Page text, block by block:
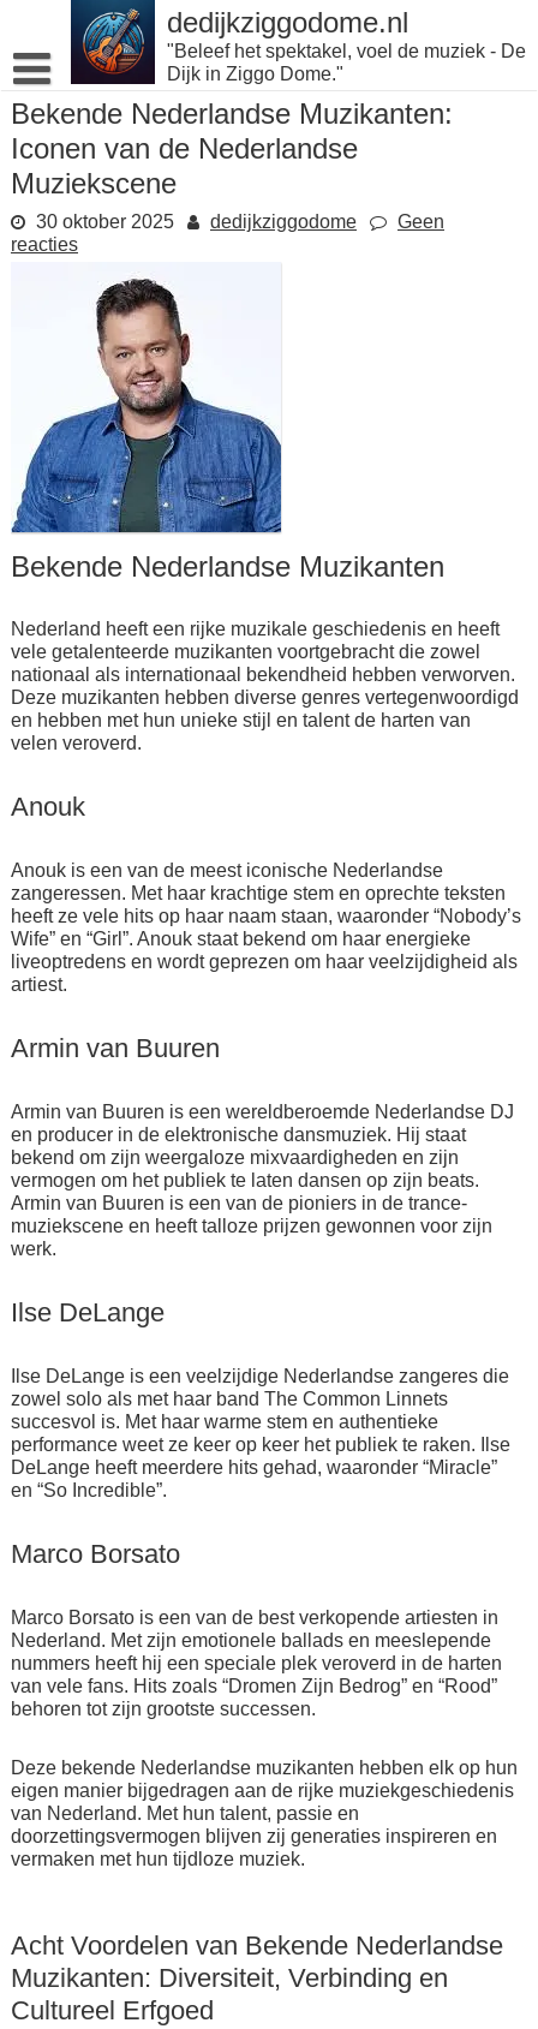
inhoud
gaan
dedijkziggodome.nl
"Beleef het spektakel, voel de muziek - De
Dijk in Ziggo Dome."
Bekende Nederlandse Muzikanten:
Iconen van de Nederlandse
Muziekscene
30 oktober 2025 dedijkziggodome
Geen
reacties
Bekende Nederlandse Muzikanten
Nederland heeft een rijke muzikale geschiedenis en heeft
vele getalenteerde muzikanten voortgebracht die zowel
nationaal als internationaal bekendheid hebben verworven.
Deze muzikanten hebben diverse genres vertegenwoordigd
en hebben met hun unieke stijl en talent de harten van
velen veroverd.
Anouk
Anouk is een van de meest iconische Nederlandse
zangeressen. Met haar krachtige stem en oprechte teksten
heeft ze vele hits op haar naam staan, waaronder “Nobody’s
Wife” en “Girl”. Anouk staat bekend om haar energieke
liveoptredens en wordt geprezen om haar veelzijdigheid als
artiest.
Armin van Buuren
Armin van Buuren is een wereldberoemde Nederlandse DJ
en producer in de elektronische dansmuziek. Hij staat
bekend om zijn weergaloze mixvaardigheden en zijn
vermogen om het publiek te laten dansen op zijn beats.
Armin van Buuren is een van de pioniers in de trance-
muziekscene en heeft talloze prijzen gewonnen voor zijn
werk.
Ilse DeLange
Ilse DeLange is een veelzijdige Nederlandse zangeres die
zowel solo als met haar band The Common Linnets
succesvol is. Met haar warme stem en authentieke
performance weet ze keer op keer het publiek te raken. Ilse
DeLange heeft meerdere hits gehad, waaronder “Miracle”
en “So Incredible”.
Marco Borsato
Marco Borsato is een van de best verkopende artiesten in
Nederland. Met zijn emotionele ballads en meeslepende
nummers heeft hij een speciale plek veroverd in de harten
van vele fans. Hits zoals “Dromen Zijn Bedrog” en “Rood”
behoren tot zijn grootste successen.
Deze bekende Nederlandse muzikanten hebben elk op hun
eigen manier bijgedragen aan de rijke muziekgeschiedenis
van Nederland. Met hun talent, passie en
doorzettingsvermogen blijven zij generaties inspireren en
vermaken met hun tijdloze muziek.
Acht Voordelen van Bekende Nederlandse
Muzikanten: Diversiteit, Verbinding en
Cultureel Erfgoed